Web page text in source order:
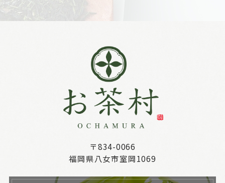
〒834-0066
福岡県八女市室岡1069